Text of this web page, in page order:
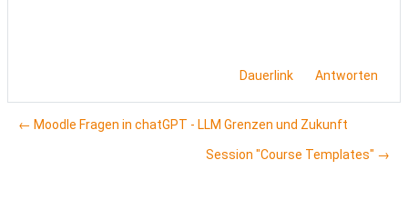
Dauerlink Antworten
← Moodle Fragen in chatGPT - LLM Grenzen und Zukunft
Session "Course Templates" →